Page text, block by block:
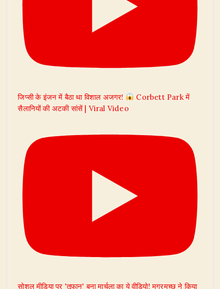
जिप्सी के इंजन में बैठा था विशाल अजगर!
Corbett Park में
सैलानियों की अटकी सांसें | Viral Video
सोशल मीडिया पर 'तूफान' बना मार्चुला का ये वीडियो! मगरमच्छ ने किया